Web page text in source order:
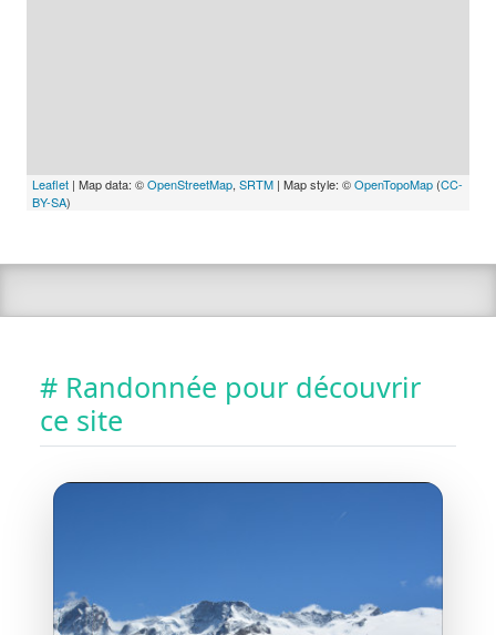
Leaflet | Map data: ©OpenStreetMap, SRTM | Map style: ©OpenTopoMap (CC-
BY-SA)
# Randonnée pour découvrir
ce site